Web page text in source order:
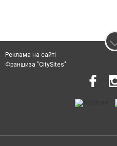
Реклама на сайті
Франшиза "CitySites"